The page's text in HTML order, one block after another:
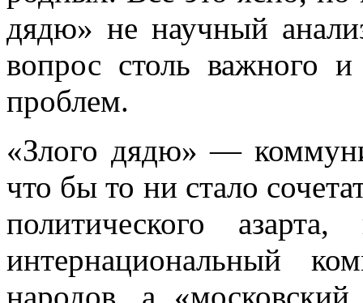
дядю» не научный
вопрос столь важного и
проблем.
«Злого дядю» —
что бы то ни ста­ло
политического
интернациональный
народов, а